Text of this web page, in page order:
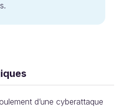
d’une cyberattaque